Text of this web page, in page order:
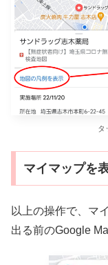
タ
マイマップを
以上の操作で、マ
出る前のGoogle